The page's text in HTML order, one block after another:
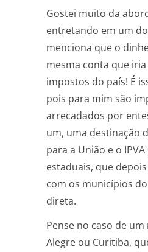
Gostei muito da
entretando em um
menciona que o
mesma conta que iria
impostos do país! É
pois para mim são
arrecadados por
um, uma destinação
para a União e o
estaduais, que
com os municípios
direta.
Pense no caso de
Alegre ou Curitiba,